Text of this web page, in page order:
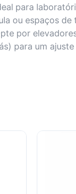
alturas e
para
ou espaços
de
por
para um